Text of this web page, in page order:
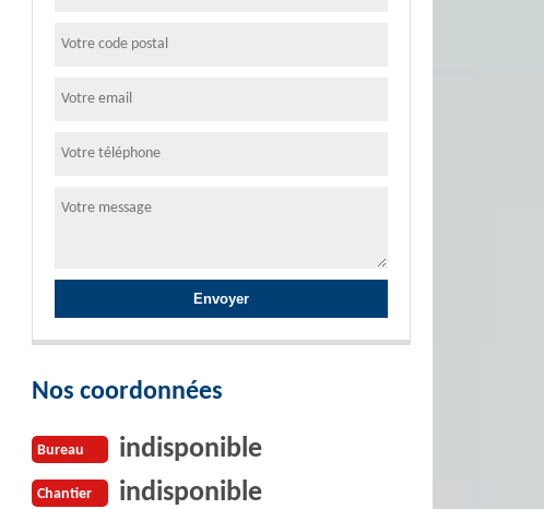
Nos coordonnées
Bureau indisponible
Chantier indisponible